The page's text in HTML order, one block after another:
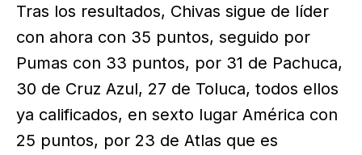
Tras los resultados, Chivas sigue de líder
con ahora con 35 puntos, seguido por
Pumas con 33 puntos, por 31 de Pachuca,
30 de Cruz Azul, 27 de Toluca, todos ellos
ya calificados, en sexto lugar América con
25 puntos, por 23 de Atlas que es